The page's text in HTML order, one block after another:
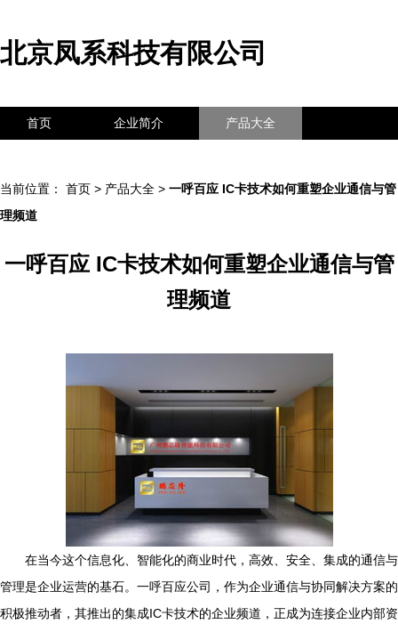
北京凤系科技有限公司
首页 企业简介 产品大全
当前位置： 首页 > 产品大全 > 一呼百应 IC卡技术如何重塑企业通信与管
理频道
一呼百应 IC卡技术如何重塑企业通信与管
理频道
在当今这个信息化、智能化的商业时代，高效、安全、集成的通信与
管理是企业运营的基石。一呼百应公司，作为企业通信与协同解决方案的
积极推动者，其推出的集成IC卡技术的企业频道，正成为连接企业内部资